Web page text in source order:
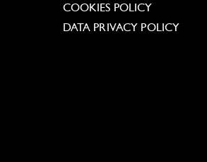
COOKIES POLICY
DATA PRIVACY POLICY